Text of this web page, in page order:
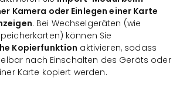
Kamera oder Einlegen einer Karte
. Bei Wechselgeräten (wie
können Sie
Kopierfunktion aktivieren, sodass
nach Einschalten des Geräts oder
Karte kopiert werden.